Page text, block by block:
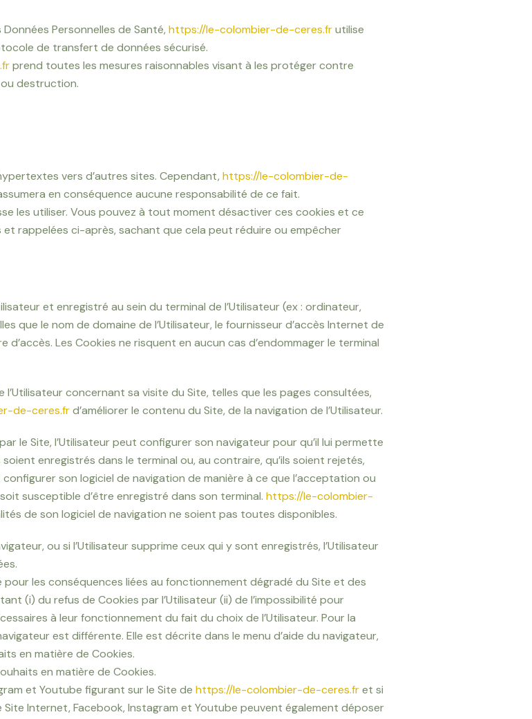
Personnelles de Santé, https://le-colombier-de-ceres.frutilise
de transfert de données sécurisé.
prend toutes les mesures raisonnables visant à les protéger contre
destruction.
vers d’autres sites. Cependant, https://le-colombier-de-
en conséquence aucune responsabilité de ce fait.
les utiliser. Vous pouvez à tout moment désactiver ces cookies et ce
rappelées ci-après, sachant que cela peut réduire ou empêcher
et enregistré au sein du terminal de l’Utilisateur (ex : ordinateur,
que le nom de domaine de l’Utilisateur, le fournisseur d’accès Internet de
d’accès. Les Cookies ne risquent en aucun cas d’endommager le terminal
concernant sa visite du Site, telles que les pages consultées,
de-ceres.frd’améliorer le contenu du Site, de la navigation de l’Utilisateur.
le Site, l’Utilisateur peut configurer son navigateur pour qu’il lui permette
enregistrés dans le terminal ou, au contraire, qu’ils soient rejetés,
son logiciel de navigation de manière à ce que l’acceptation ou
susceptible d’être enregistré dans son terminal. https://le-colombier-
de son logiciel de navigation ne soient pas toutes disponibles.
ou si l’Utilisateur supprime ceux qui y sont enregistrés, l’Utilisateur
les conséquences liées au fonctionnement dégradé du Site et des
(i) du refus de Cookies par l’Utilisateur (ii) de l’impossibilité pour
à leur fonctionnement du fait du choix de l’Utilisateur. Pour la
est différente. Elle est décrite dans le menu d’aide du navigateur,
en matière de Cookies.
en matière de Cookies.
et Youtube figurant sur le Site de https://le-colombier-de-ceres.fret si
Internet, Facebook, Instagram et Youtube peuvent également déposer